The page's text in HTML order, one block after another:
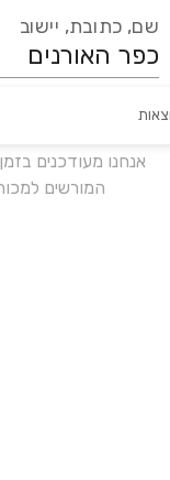
שם, כתובת, יישוב
אנחנו מעודכנים
המורשים